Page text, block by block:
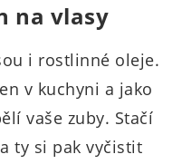
na vlasy
i rostlinné oleje.
v kuchyni a jako
vaše zuby. Stačí
ty si pak vyčistit